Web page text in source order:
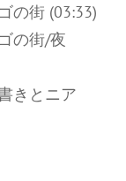
の街 (03:33)
の街/夜
きとニア